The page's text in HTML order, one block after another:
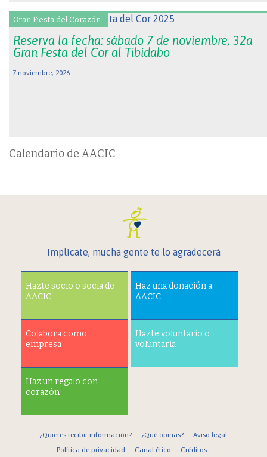
Gran Fiesta del Corazón.
Reserva la fecha: sábado 7 de noviembre, 32a
Gran Festa del Cor al Tibidabo
7 noviembre, 2026
Calendario de AACIC
Implícate, mucha gente te lo agradecerá
Hazte socio o socia de
AACIC
Haz una donación a
AACIC
Colabora como
empresa
Hazte voluntario o
voluntaria
Haz un regalo con
corazón
¿Quieres recibir información? ¿Qué opinas?
Aviso legal
Política de privacidad
Canal ético Créditos